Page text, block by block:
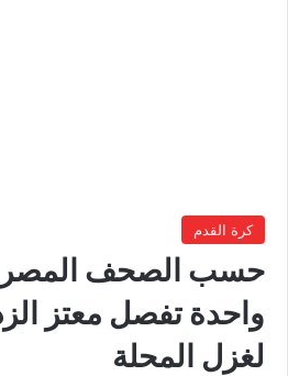
كرة القدم
حسب الصحف
واحدة تفصل معتز
لغزل المحلة